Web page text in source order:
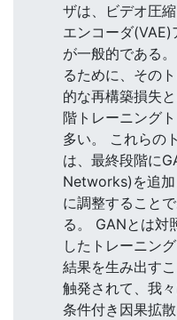
ザは、ビデオ圧
エンコーダ
が一般的である
るために、その
的な再構築損失
階トレーニング
多い。 これらの
は、最終段階に
Networks)を追加
に調整すること
る。 GANとは対
したトレーニン
結果を生み出す
触発されて、我
条件付き因果拡